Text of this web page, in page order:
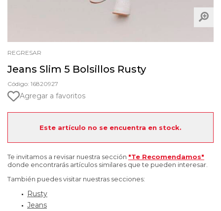
REGRESAR
Jeans Slim 5 Bolsillos Rusty
Código: 16820927
Agregar a favoritos
Este artículo no se encuentra en stock.
Te invitamos a revisar nuestra sección "Te Recomendamos"
donde encontrarás artículos similares que te pueden interesar.
También puedes visitar nuestras secciones:
Rusty
Jeans